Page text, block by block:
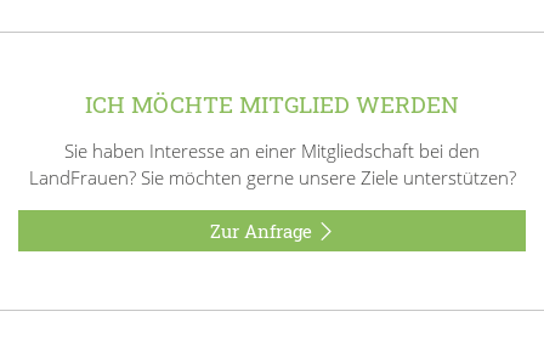
ICH MÖCHTE MITGLIED WERDEN
Sie haben Interesse an einer Mitgliedschaft bei den
LandFrauen? Sie möchten gerne unsere Ziele unterstützen?
Zur Anfrage